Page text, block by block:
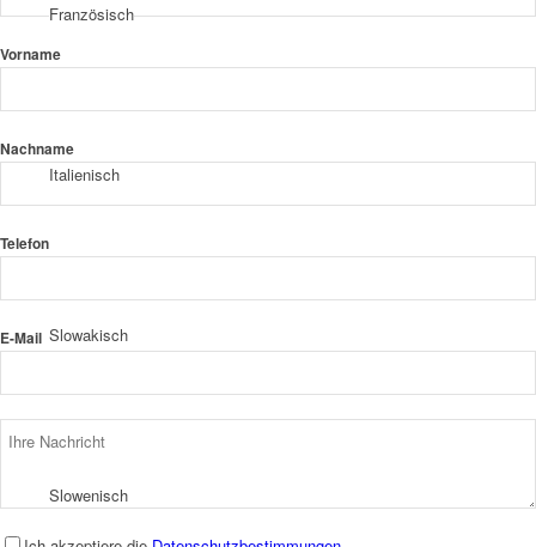
Französisch
Italienisch
Slowakisch
Slowenisch
Vorname
Nachname
Telefon
E-Mail